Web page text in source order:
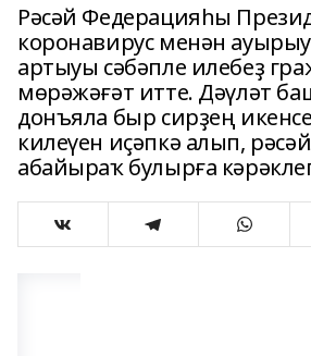
Рәсәй Федерацияһы
коронавирус менән
артыуы сәбәпле илебеҙ
мөрәжәғәт итте. Дәүләт
донъяла быр сирҙең
килеүен иҫәпкә алып,
абайыраҡ булырға